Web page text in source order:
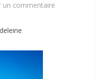
un commentaire